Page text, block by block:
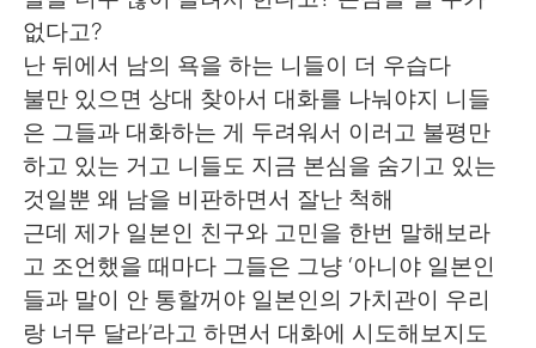
없다고?
난 뒤에서 남의 욕을 하는 니들이 더 우습다
불만 있으면 상대 찾아서 대화를 나눠야지 니들
은 그들과 대화하는 게 두려워서 이러고 불평만
하고 있는 거고 니들도 지금 본심을 숨기고 있는
것일뿐 왜 남을 비판하면서 잘난 척해
근데 제가 일본인 친구와 고민을 한번 말해보라
고 조언했을 때마다 그들은 그냥 ‘아니야 일본인
들과 말이 안 통할꺼야 일본인의 가치관이 우리
랑 너무 달라’라고 하면서 대화에 시도해보지도